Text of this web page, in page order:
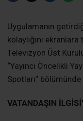
Uygulamanın
kolaylığını
Televizyon Üst
“Yayıncı Öncelikli
Spotları” bölümünde
VATANDAŞIN